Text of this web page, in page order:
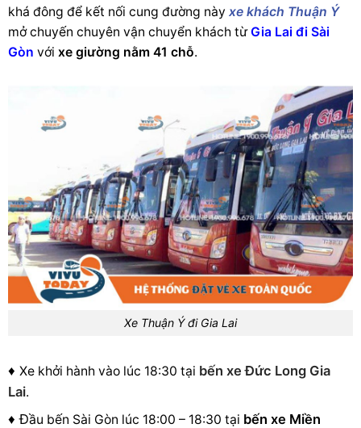
khá đông để kết nối cung đường này xe khách Thuận Ý
mở chuyến chuyên vận chuyển khách từ Gia Lai đi Sài
Gòn với xe giường nằm 41 chỗ.
Xe Thuận Ý đi Gia Lai
♦ Xe khởi hành vào lúc 18:30 tại bến xe Đức Long Gia
Lai.
♦ Đầu bến Sài Gòn lúc 18:00 – 18:30 tại bến xe Miền